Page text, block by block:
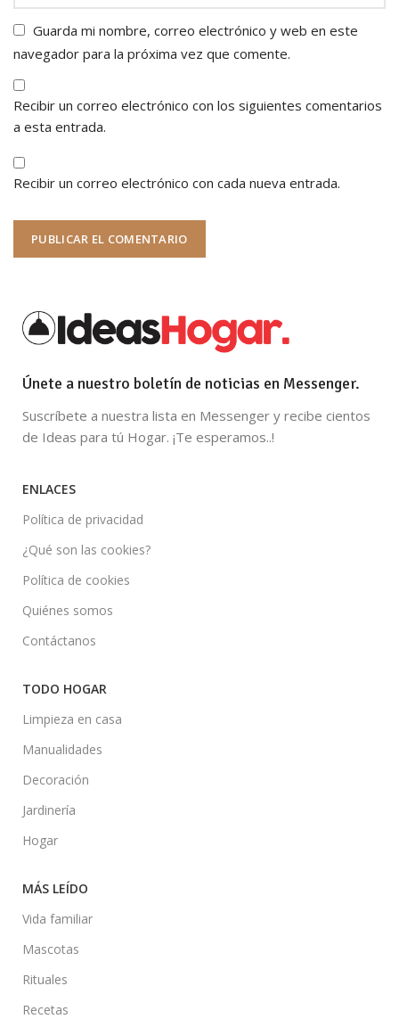
Guarda mi nombre, correo electrónico y web en este
navegador para la próxima vez que comente.
Recibir un correo electrónico con los siguientes comentarios
a esta entrada.
Recibir un correo electrónico con cada nueva entrada.
Únete a nuestro boletín de noticias en Messenger.
Suscríbete a nuestra lista en Messenger y recibe cientos
de Ideas para tú Hogar. ¡Te esperamos..!
ENLACES
Política de privacidad
¿Qué son las cookies?
Política de cookies
Quiénes somos
Contáctanos
TODO HOGAR
Limpieza en casa
Manualidades
Decoración
Jardinería
Hogar
MÁS LEÍDO
Vida familiar
Mascotas
Rituales
Recetas